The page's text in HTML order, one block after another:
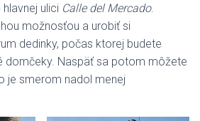
ulici Calle del Mercado.
možnosťou a urobiť si
dedinky, počas ktorej budete
domčeky. Naspäť sa potom môžete
je smerom nadol menej